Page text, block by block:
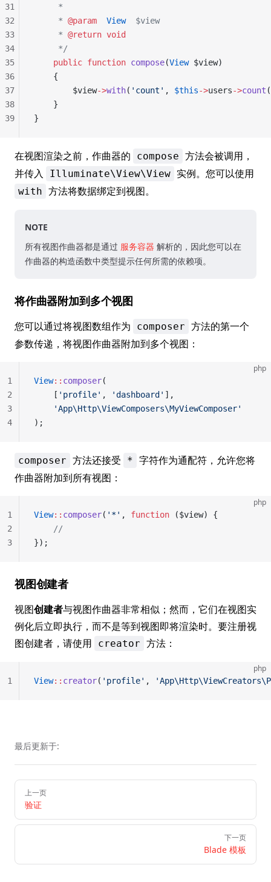
     *
     *
@param
  View
  $view
     *
@return void
     */
    public
function compose(View $view)
    {
        $view
->with( 'count' , $this->users->count
    }
}
31
32
33
34
35
36
37
38
39
在视图渲染之前，作曲器的 compose 方法会被调用，
并传入
Illuminate\View\View 实例。您可以使用
with 方法将数据绑定到视图。
NOTE
所有视图作曲器都是通过 服务容器 解析的，因此您可以在
作曲器的构造函数中类型提示任何所需的依赖项。
将作曲器附加到多个视图
您可以通过将视图数组作为 composer 方法的第一个
参数传递，将视图作曲器附加到多个视图：
php
View:: composer(
    [
'profile' , 'dashboard' ],
    'App\Http\ViewComposers\MyViewComposer'
);
1
2
3
4
composer 方法还接受 * 字符作为通配符，允许您将
作曲器附加到所有视图：
php
View:: composer( '*' , function ($view) {
    //
});
1
2
3
视图创建者
视图创建者与视图作曲器非常相似；然而，它们在视图实
例化后立即执行，而不是等到视图即将渲染时。要注册视
图创建者，请使用
creator 方法：
php
View:: creator( 'profile' ,
1
最后更新于:
Pager
上一页
验证
下一页
Blade 模板